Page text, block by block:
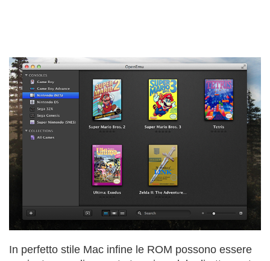
In perfetto stile Mac infine le ROM possono essere